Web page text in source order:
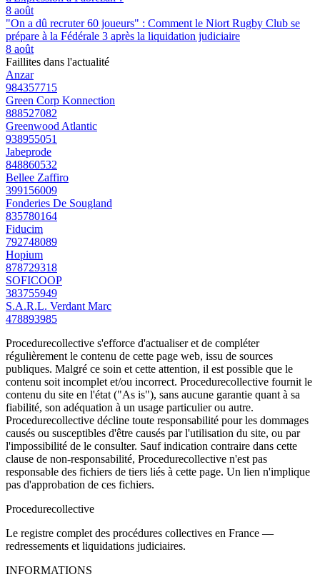
8 août
"On a dû recruter 60 joueurs" : Comment le Niort Rugby Club se
prépare à la Fédérale 3 après la liquidation judiciaire
8 août
Faillites dans l'actualité
Anzar
984357715
Green Corp Konnection
888527082
Greenwood Atlantic
938955051
Jabeprode
848860532
Bellee Zaffiro
399156009
Fonderies De Sougland
835780164
Fiducim
792748089
Hopium
878729318
SOFICOOP
383755949
S.A.R.L. Verdant Marc
478893985
Procedurecollective s'efforce d'actualiser et de compléter
régulièrement le contenu de cette page web, issu de sources
publiques. Malgré ce soin et cette attention, il est possible que le
contenu soit incomplet et/ou incorrect. Procedurecollective fournit le
contenu du site en l'état ("As is"), sans aucune garantie quant à sa
fiabilité, son adéquation à un usage particulier ou autre.
Procedurecollective décline toute responsabilité pour les dommages
causés ou susceptibles d'être causés par l'utilisation du site, ou par
l'impossibilité de le consulter. Sauf indication contraire dans cette
clause de non-responsabilité, Procedurecollective n'est pas
responsable des fichiers de tiers liés à cette page. Un lien n'implique
pas d'approbation de ces fichiers.
Procedurecollective
Le registre complet des procédures collectives en France —
redressements et liquidations judiciaires.
INFORMATIONS